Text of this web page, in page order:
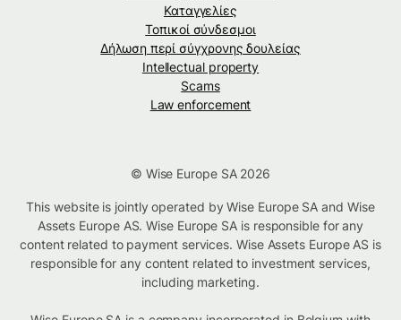
Καταγγελίες
Τοπικοί σύνδεσμοι
Δήλωση περί σύγχρονης δουλείας
Intellectual property
Scams
Law enforcement
© Wise Europe SA 2026
This website is jointly operated by Wise Europe SA and Wise
Assets Europe AS. Wise Europe SA is responsible for any
content related to payment services. Wise Assets Europe AS is
responsible for any content related to investment services,
including marketing.